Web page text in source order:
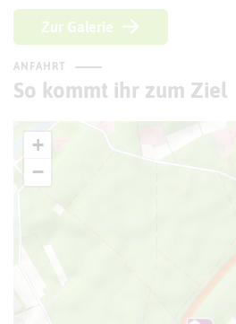
Zur Galerie
ANFAHRT
So kommt ihr zum Ziel
+
−